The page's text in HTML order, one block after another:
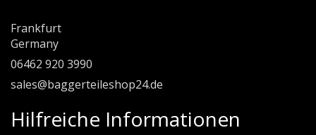
Frankfurt
Germany
06462 920 3990
sales@baggerteileshop24.de
Hilfreiche Informationen